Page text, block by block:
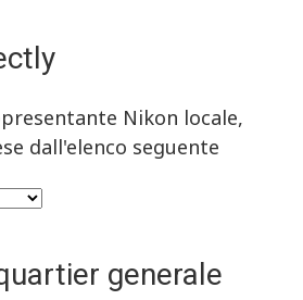
Nikon locale,
dall'elenco seguente
generale